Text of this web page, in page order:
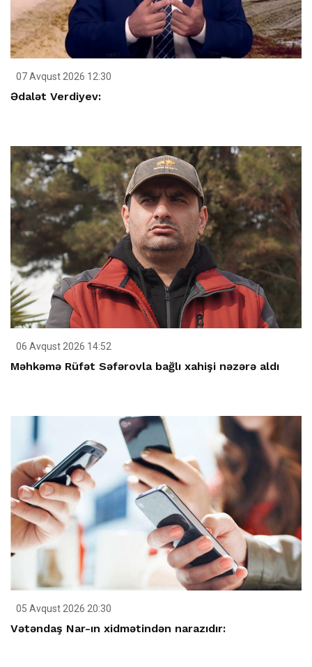
07 Avqust 2026 12:30
Ədalət Verdiyev:
06 Avqust 2026 14:52
Məhkəmə Rüfət Səfərovla bağlı xahişi nəzərə aldı
05 Avqust 2026 20:30
Vətəndaş Nar-ın xidmətindən narazıdır: